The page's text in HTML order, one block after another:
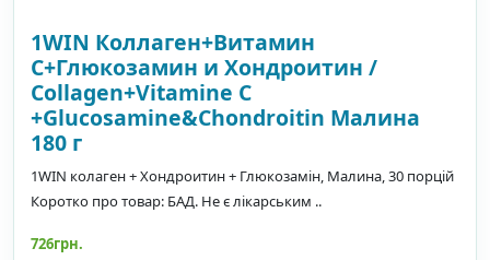
1WIN Коллаген+Витамин
С+Глюкозамин и Хондроитин /
Collagen+Vitamine C
+Glucosamine&Chondroitin Малина
180 г
1WIN колаген + Хондроитин + Глюкозамін, Малина, 30 порцій
Коротко про товар: БАД. Не є лікарським ..
726грн.